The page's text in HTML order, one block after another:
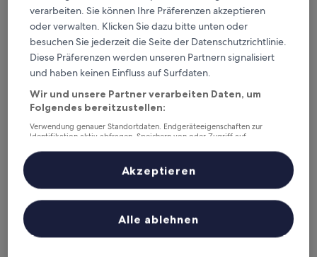
die eine Nacht in Demydow auf Hotels.com gebucht haben.
Diese Hotels in Demydow überzeugen stets in puncto Komfort,
Lage und Erlebnis der Reisenden. Zuletzt aktualisiert am
August 2026.
Weniger
Hotel MTA
verarbeiten. Sie können Ihre Präferenzen akzeptieren
oder verwalten. Klicken Sie dazu bitte unten oder
besuchen Sie jederzeit die Seite der Datenschutzrichtlinie.
Diese Präferenzen werden unseren Partnern signalisiert
und haben keinen Einfluss auf Surfdaten.
Wir und unsere Partner verarbeiten Daten, um
Folgendes bereitzustellen:
Verwendung genauer Standortdaten. Endgeräteeigenschaften zur
Identifikation aktiv abfragen. Speichern von oder Zugriff auf
Inhalte, Messung von Werbeleistung und der Performance von Inhalten,
Zielgruppenforschung sowie Entwicklung und Verbesserung von
Liste der Partner (Lieferanten)
Alle ablehnen
Akzeptieren